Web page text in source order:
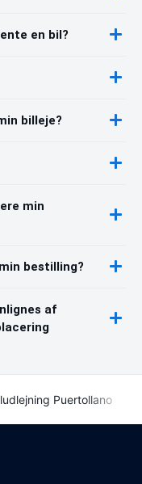
en bil?
billeje?
min
bestilling?
af
Puertollano